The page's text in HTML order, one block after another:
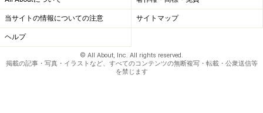
※記事内容は執筆時点のものです。最新の内容をご確認くださ
い。
本記事の内容は一般的な情報提供を目的としており、特定の金融
商品や投資行動を推奨するものではありません。
投資や資産運用に関する最終的なご判断はご自身の責任において
行ってください。
掲載情報の正確性・完全性については十分に配慮しております
当サイトの情報についての注意 サイトマップ
ヘルプ
© All About, Inc. All rights reserved.
掲載の記事・写真・イラストなど、すべてのコンテンツの無断複写・転載・公衆送信等
を禁じます